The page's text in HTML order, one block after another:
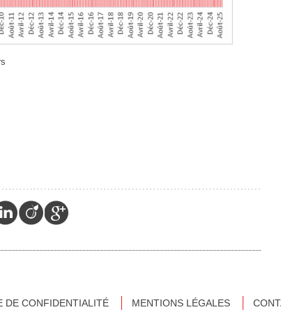
DE CONFIDENTIALITÉ MENTIONS LÉGALES